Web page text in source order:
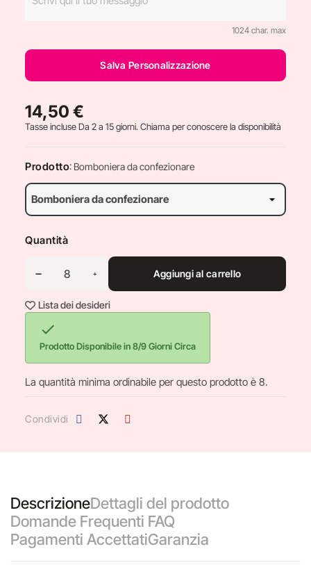
1024 char. max
Salva Personalizzazione
14,50 €
Tasse incluseDa 2 a 15 giorni. Chiama per conoscere la disponibilità
Prodotto: Bomboniera da confezionare
Quantità
Aggiungi al carrello
Lista dei desideri

Prodotto Disponibile in 8/9 Giorni Circa
La quantità minima ordinabile per questo prodotto è 8.
Condividi
DescrizioneDettagli del prodotto
Domande Frequenti FAQ
Pagamenti AccettatiGaranzia